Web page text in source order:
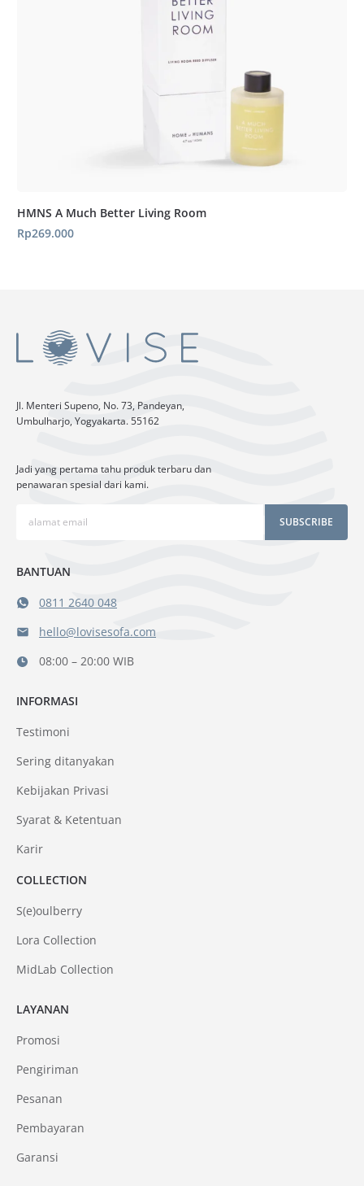
HMNS A Much Better Living Room
Rp269.000
Jl. Menteri Supeno, No. 73, Pandeyan,
Umbulharjo, Yogyakarta. 55162
Jadi yang pertama tahu produk terbaru dan
penawaran spesial dari kami.
SUBSCRIBE
BANTUAN
0811 2640 048
hello@lovisesofa.com
08:00 – 20:00 WIB
LAYANAN
Promosi
Pengiriman
Pesanan
Pembayaran
Garansi
INFORMASI
Testimoni
Sering ditanyakan
Kebijakan Privasi
Syarat & Ketentuan
Karir
COLLECTION
S(e)oulberry
Lora Collection
MidLab Collection